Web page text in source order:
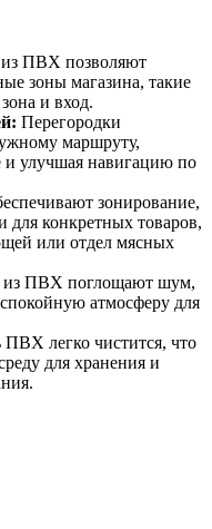
ПВХ позволяют
зоны магазина, такие
и вход.
Перегородки
маршруту,
и улучшая навигацию по
зонирование,
для конкретных товаров,
или отдел мясных
из ПВХ поглощают шум,
атмосферу для
ПВХ легко чистится, что
для хранения и